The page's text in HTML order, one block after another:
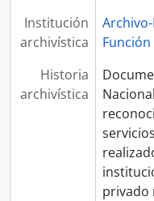
Institución
archivística
Historia
archivística
privado